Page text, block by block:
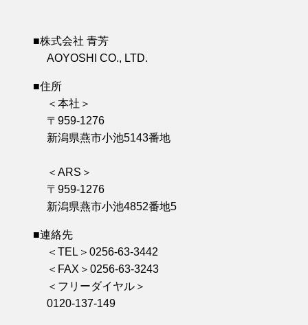
■株式会社 青芳
AOYOSHI CO., LTD.
■住所
＜本社＞
〒959-1276
新潟県燕市小池5143番地
＜ARS＞
〒959-1276
新潟県燕市小池4852番地5
■連絡先
＜TEL＞0256-63-3442
＜FAX＞0256-63-3243
＜フリーダイヤル＞
0120-137-149